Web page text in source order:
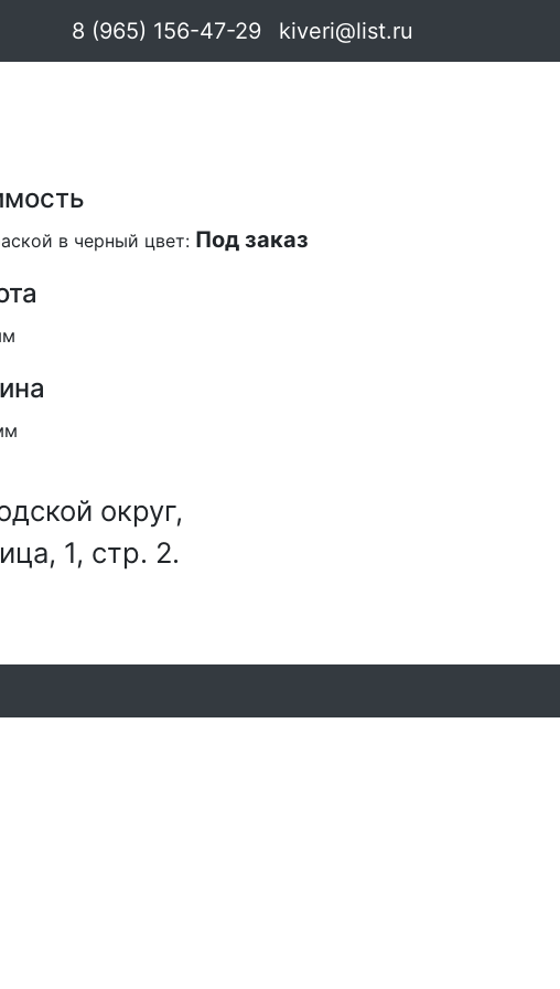
8 (965) 156-47-29 kiveri@list.ru
в черный цвет: Под заказ
округ,
1, стр. 2.